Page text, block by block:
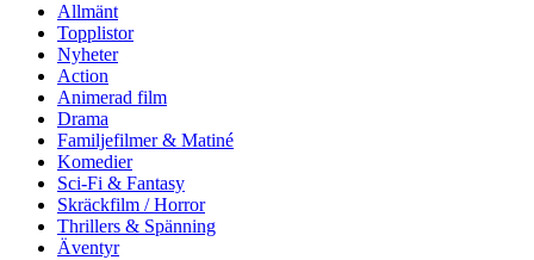
Allmänt
Topplistor
Nyheter
Action
Animerad film
Drama
Familjefilmer & Matiné
Komedier
Sci-Fi & Fantasy
Skräckfilm / Horror
Thrillers & Spänning
Äventyr